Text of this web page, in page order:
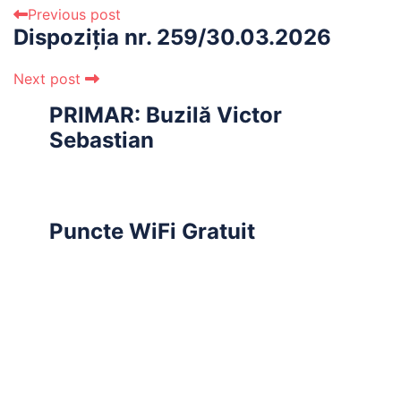
Previous post
Dispoziția nr. 259/30.03.2026
Next post
PRIMAR: Buzilă Victor
Sebastian
Puncte WiFi Gratuit